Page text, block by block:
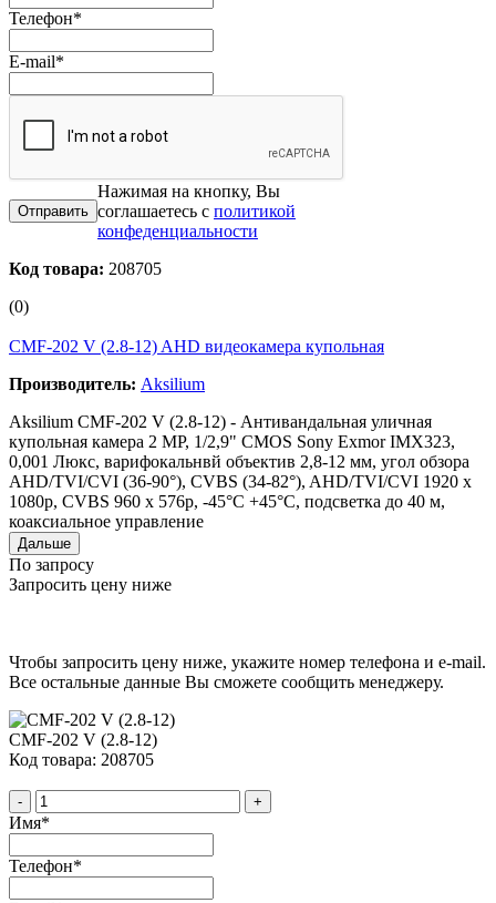
Телефон*
E-mail*
Нажимая на кнопку, Вы
соглашаетесь с политикой
конфеденциальности
Код товара: 208705
(0)
CMF-202 V (2.8-12) AHD видеокамера купольная
Производитель: Aksilium
Aksilium CMF-202 V (2.8-12) - Антивандальная уличная
купольная камера 2 MP, 1/2,9" CMOS Sony Exmor IMX323,
0,001 Люкс, варифокальнвй объектив 2,8-12 мм, угол обзора
AHD/TVI/CVI (36-90°), CVBS (34-82°), AHD/TVI/CVI 1920 x
1080p, CVBS 960 x 576p, -45°C +45°C, подсветка до 40 м,
коаксиальное управление
Дальше
По запросу
Запросить цену ниже
Чтобы запросить цену ниже, укажите номер телефона и e-mail.
Все остальные данные Вы сможете сообщить менеджеру.
CMF-202 V (2.8-12)
Код товара: 208705
- +
Имя*
Телефон*